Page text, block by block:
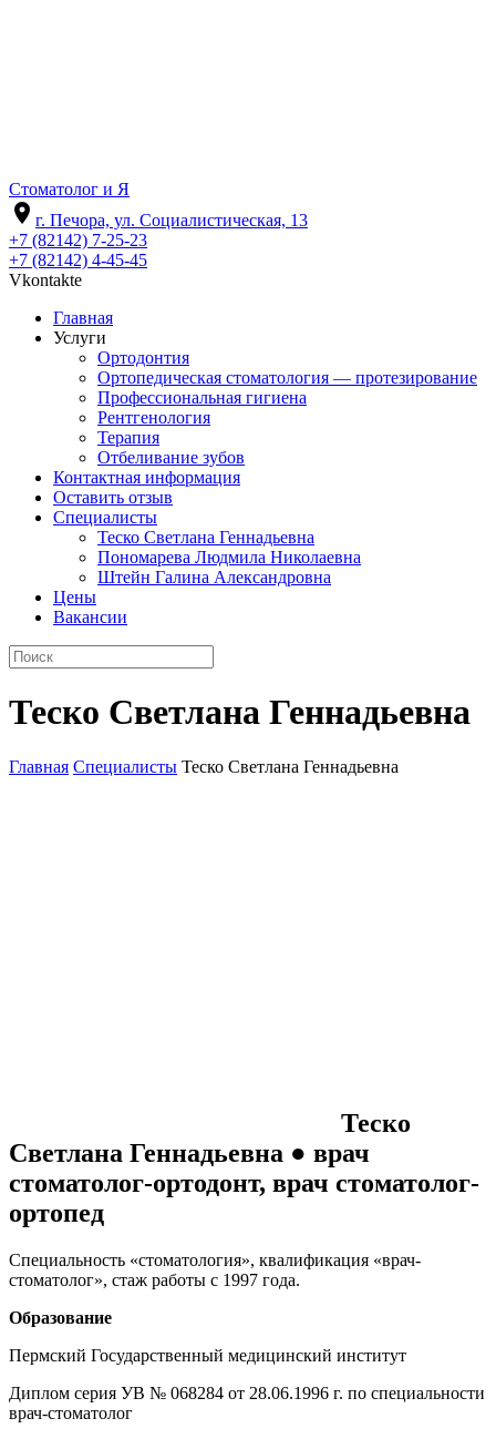
Стоматолог и Я
room г. Печора, ул. Социалистическая, 13
+7 (82142) 7-25-23
+7 (82142) 4-45-45
Vkontakte
Главная
Услуги
Ортодонтия
Ортопедическая стоматология — протезирование
Профессиональная гигиена
Рентгенология
Терапия
Отбеливание зубов
Контактная информация
Оставить отзыв
Специалисты
Теско Светлана Геннадьевна
Пономарева Людмила Николаевна
Штейн Галина Александровна
Цены
Вакансии
Теско Светлана Геннадьевна
Главная Специалисты Теско Светлана Геннадьевна
Теско
Светлана Геннадьевна ● врач
стоматолог-ортодонт, врач стоматолог-
ортопед
Специальность «стоматология», квалификация «врач-
стоматолог», стаж работы с 1997 года.
Образование
Пермский Государственный медицинский институт
Диплом серия УВ № 068284 от 28.06.1996 г. по специальности
врач-стоматолог